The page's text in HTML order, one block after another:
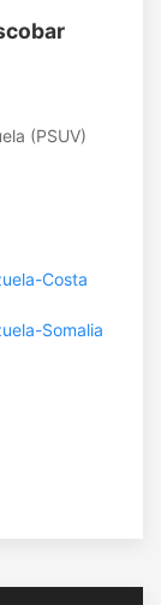
(PSUV)
Costa
Somalia